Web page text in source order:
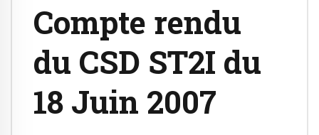
Compte rendu
du CSD ST2I du
18 Juin 2007